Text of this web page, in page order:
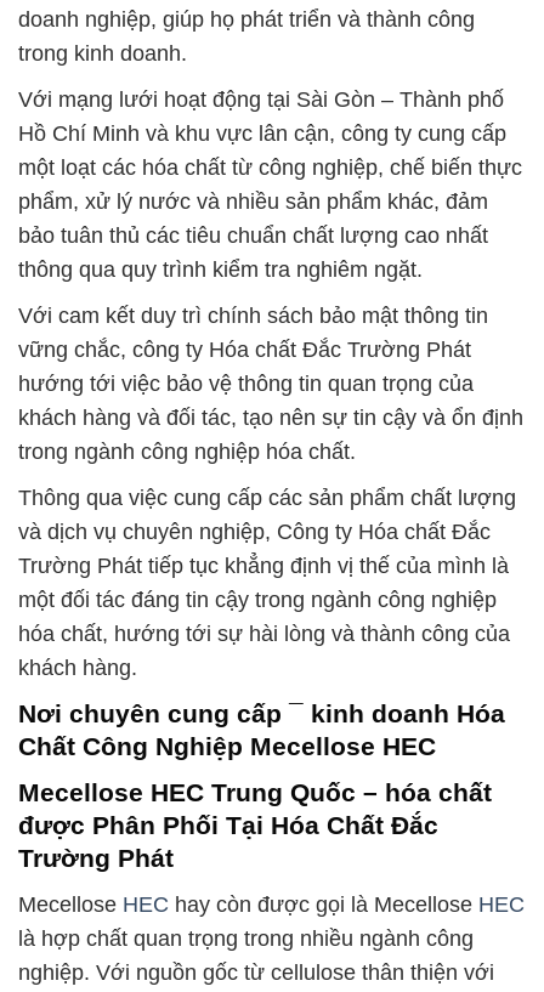
doanh nghiệp, giúp họ phát triển và thành công
trong kinh doanh.
Với mạng lưới hoạt động tại Sài Gòn – Thành phố
Hồ Chí Minh và khu vực lân cận, công ty cung cấp
một loạt các hóa chất từ công nghiệp, chế biến thực
phẩm, xử lý nước và nhiều sản phẩm khác, đảm
bảo tuân thủ các tiêu chuẩn chất lượng cao nhất
thông qua quy trình kiểm tra nghiêm ngặt.
Với cam kết duy trì chính sách bảo mật thông tin
vững chắc, công ty Hóa chất Đắc Trường Phát
hướng tới việc bảo vệ thông tin quan trọng của
khách hàng và đối tác, tạo nên sự tin cậy và ổn định
trong ngành công nghiệp hóa chất.
Thông qua việc cung cấp các sản phẩm chất lượng
và dịch vụ chuyên nghiệp, Công ty Hóa chất Đắc
Trường Phát tiếp tục khẳng định vị thế của mình là
một đối tác đáng tin cậy trong ngành công nghiệp
hóa chất, hướng tới sự hài lòng và thành công của
khách hàng.
Nơi chuyên cung cấp ¯ kinh doanh Hóa
Chất Công Nghiệp Mecellose HEC
Mecellose HEC Trung Quốc – hóa chất
được Phân Phối Tại Hóa Chất Đắc
Trường Phát
Mecellose HEC hay còn được gọi là Mecellose HEC
là hợp chất quan trọng trong nhiều ngành công
nghiệp. Với nguồn gốc từ cellulose thân thiện với